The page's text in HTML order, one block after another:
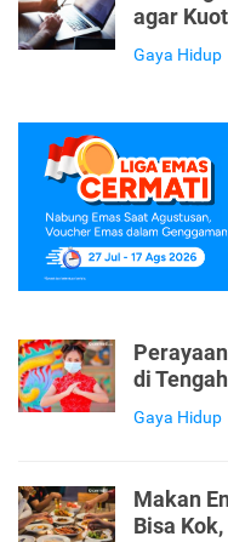
agar
Gaya Hidup
di
Gaya Hidup
Makan
Bisa